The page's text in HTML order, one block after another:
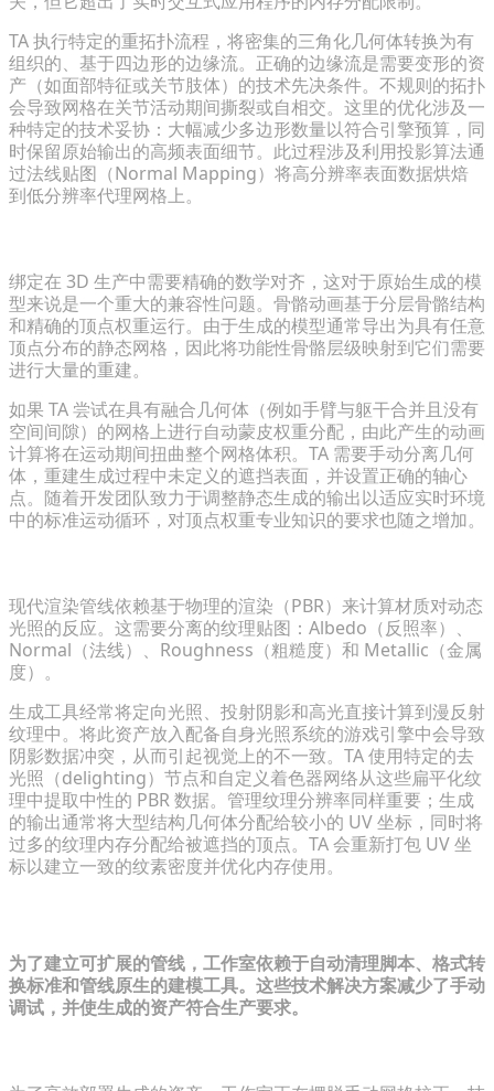
TA 执行特定的重拓扑流程，将密集的三角化几何体转换为有
组织的、基于四边形的边缘流。正确的边缘流是需要变形的资
产（如面部特征或关节肢体）的技术先决条件。不规则的拓扑
会导致网格在关节活动期间撕裂或自相交。这里的优化涉及一
种特定的技术妥协：大幅减少多边形数量以符合引擎预算，同
时保留原始输出的高频表面细节。此过程涉及利用投影算法通
过法线贴图（Normal Mapping）将高分辨率表面数据烘焙
到低分辨率代理网格上。
绑定在 3D 生产中需要精确的数学对齐，这对于原始生成的模
型来说是一个重大的兼容性问题。骨骼动画基于分层骨骼结构
和精确的顶点权重运行。由于生成的模型通常导出为具有任意
顶点分布的静态网格，因此将功能性骨骼层级映射到它们需要
进行大量的重建。
如果 TA 尝试在具有融合几何体（例如手臂与躯干合并且没有
空间间隙）的网格上进行自动蒙皮权重分配，由此产生的动画
计算将在运动期间扭曲整个网格体积。TA 需要手动分离几何
体，重建生成过程中未定义的遮挡表面，并设置正确的轴心
点。随着开发团队致力于调整静态生成的输出以适应实时环境
中的标准运动循环，对顶点权重专业知识的要求也随之增加。
现代渲染管线依赖基于物理的渲染（PBR）来计算材质对动态
光照的反应。这需要分离的纹理贴图：Albedo（反照率）、
Normal（法线）、Roughness（粗糙度）和 Metallic（金属
度）。
生成工具经常将定向光照、投射阴影和高光直接计算到漫反射
纹理中。将此资产放入配备自身光照系统的游戏引擎中会导致
阴影数据冲突，从而引起视觉上的不一致。TA 使用特定的去
光照（delighting）节点和自定义着色器网络从这些扁平化纹
理中提取中性的 PBR 数据。管理纹理分辨率同样重要；生成
的输出通常将大型结构几何体分配给较小的 UV 坐标，同时将
过多的纹理内存分配给被遮挡的顶点。TA 会重新打包 UV 坐
标以建立一致的纹素密度并优化内存使用。
为了建立可扩展的管线，工作室依赖于自动清理脚本、格式转
换标准和管线原生的建模工具。这些技术解决方案减少了手动
调试，并使生成的资产符合生产要求。